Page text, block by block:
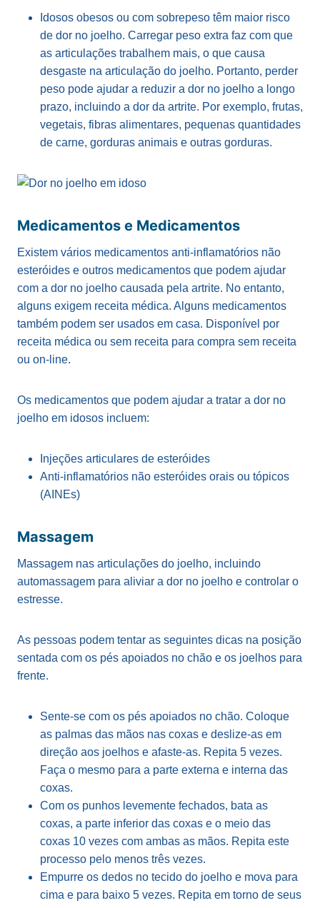
Idosos obesos ou com sobrepeso têm maior risco
de dor no joelho. Carregar peso extra faz com que
as articulações trabalhem mais, o que causa
desgaste na articulação do joelho. Portanto, perder
peso pode ajudar a reduzir a dor no joelho a longo
prazo, incluindo a dor da artrite. Por exemplo, frutas,
vegetais, fibras alimentares, pequenas quantidades
de carne, gorduras animais e outras gorduras.
Medicamentos e Medicamentos
Existem vários medicamentos anti-inflamatórios não
esteróides e outros medicamentos que podem ajudar
com a dor no joelho causada pela artrite. No entanto,
alguns exigem receita médica. Alguns medicamentos
também podem ser usados ​​em casa. Disponível por
receita médica ou sem receita para compra sem receita
ou on-line.
Os medicamentos que podem ajudar a tratar a dor no
joelho em idosos incluem:
Injeções articulares de esteróides
Anti-inflamatórios não esteróides orais ou tópicos
(AINEs)
Massagem
Massagem nas articulações do joelho, incluindo
automassagem para aliviar a dor no joelho e controlar o
estresse.
As pessoas podem tentar as seguintes dicas na posição
sentada com os pés apoiados no chão e os joelhos para
frente.
Sente-se com os pés apoiados no chão. Coloque
as palmas das mãos nas coxas e deslize-as em
direção aos joelhos e afaste-as. Repita 5 vezes.
Faça o mesmo para a parte externa e interna das
coxas.
Com os punhos levemente fechados, bata as
coxas, a parte inferior das coxas e o meio das
coxas 10 vezes com ambas as mãos. Repita este
processo pelo menos três vezes.
Empurre os dedos no tecido do joelho e mova para
cima e para baixo 5 vezes. Repita em torno de seus